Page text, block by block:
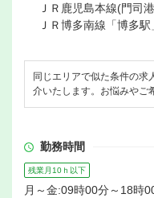
ＪＲ鹿児島本線(門司
ＪＲ博多南線「博多
同じエリアで似た条件の求
介いたします。お悩みやご
勤務時間
残業月10ｈ以下
月～金:09時00分～18時